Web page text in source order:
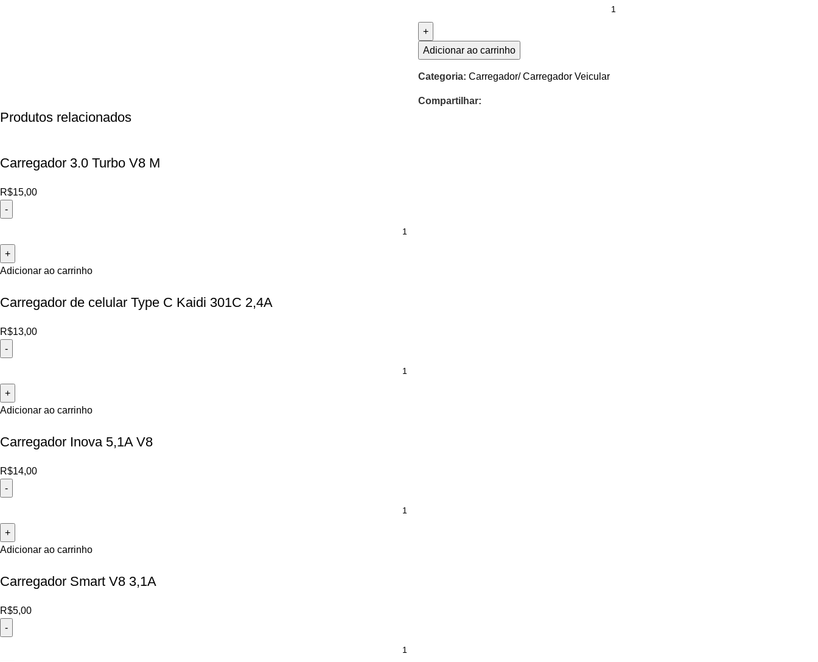
Adicionar ao carrinho
Categoria: Carregador/ Carregador Veicular
Compartilhar:
Produtos relacionados
Carregador 3.0 Turbo V8 M
R$15,00
Adicionar ao carrinho
Carregador de celular Type C Kaidi 301C 2,4A
R$13,00
Adicionar ao carrinho
Carregador Inova 5,1A V8
R$14,00
Adicionar ao carrinho
Carregador Smart V8 3,1A
R$5,00